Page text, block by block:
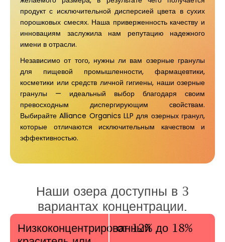
продукт с исключительной дисперсией цвета в сухих
порошковых смесях. Наша приверженность качеству и
инновациям заслужила нам репутацию надежного
имени в отрасли.
Независимо от того, нужны ли вам озерные гранулы
для пищевой промышленности, фармацевтики,
косметики или средств личной гигиены, наши озерные
гранулы — идеальный выбор благодаря своим
превосходным диспергирующим свойствам.
Выбирайте Alliance Organics LLP для озерных гранул,
которые отличаются исключительным качеством и
эффективностью.
Наши озера доступны в 3
вариантах концентрации.
Низкоконцентрированныйот 12% до 18%